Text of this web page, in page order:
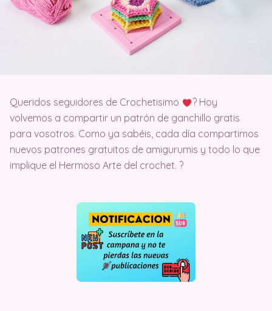
Queridos seguidores de Crochetisimo
? Hoy
volvemos a compartir un patrón de ganchillo gratis
para vosotros. Como ya sabéis, cada día compartimos
nuevos patrones gratuitos de amigurumis y todo lo que
implique el Hermoso Arte del crochet. ?